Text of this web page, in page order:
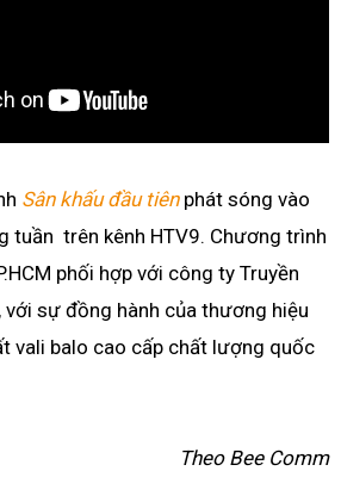
Sân khấu đầu tiên phát sóng vào
tuần trên kênh HTV9. Chương trình
phối hợp với công ty Truyền
sự đồng hành của thương hiệu
vali balo cao cấp chất lượng quốc
Theo Bee Comm